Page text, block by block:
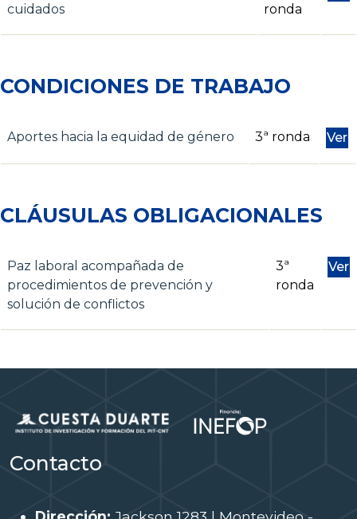
cuidados
ronda
CONDICIONES DE TRABAJO
Aportes hacia la equidad de género 3ª ronda Ver
CLÁUSULAS OBLIGACIONALES
Paz laboral acompañada de
procedimientos de prevención y
solución de conflictos
3ª
ronda
Ver
Contacto